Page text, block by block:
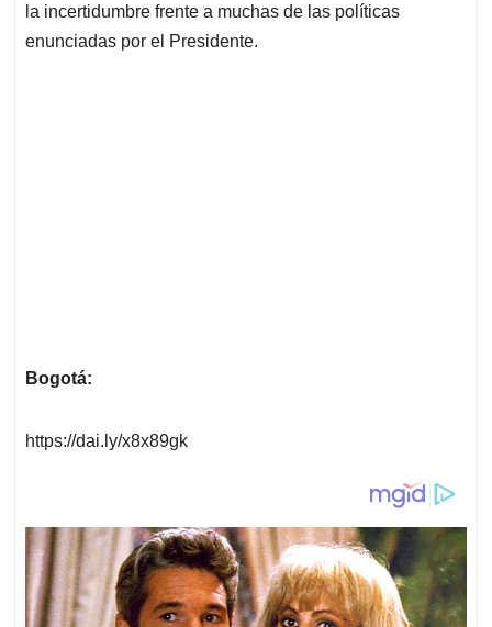
la incertidumbre frente a muchas de las políticas
enunciadas por el Presidente.
Bogotá:
https://dai.ly/x8x89gk